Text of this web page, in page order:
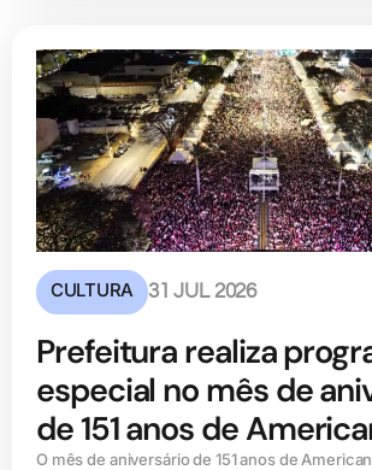
CULTURA 31 JUL 2026
Prefeitura realiza
especial no mês de
de 151 anos de
O mês de aniversário de 151 anos de